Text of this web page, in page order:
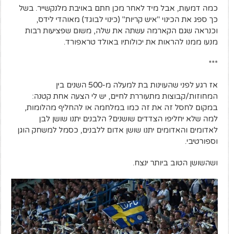
כמה דמעות, אבל מיד לאחר מכן חתם באויבת מלנקשייר. בשל
כך ספג את הכינוי "איש קריות" (כינוי לבוגד) מאוהדי לידס,
וכנראה שגם הקארמה עשתה את שלה, משום שפציעות רבות
מנעו ממנו להראות את יכולותיו באולד טראפורד.
***
אז רגע לפני שהעוינות בת למעלה מ-500 השנים בין
המחוזות/קבוצות מתעוררת לחיים, יש לי הצעה אחת קטנה:
במקום לחסל זה את זה כמו במלחמה או להחליף מהלומות,
למה שלא יחליפו הצדדים שושנים? הלבנים יתנו שושן לבן
לאדומים והאדומים יתנו שושן אדום ללבנים, כסמל למשחק הוגן
וספורטיבי.
ושהשושן הטוב ביותר ינצח.